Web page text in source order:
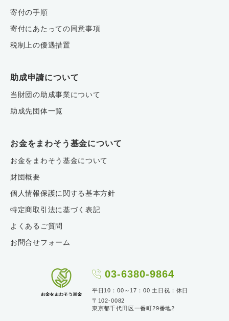
寄付の手順
寄付にあたっての同意事項
税制上の優遇措置
助成申請について
当財団の助成事業について
助成先団体一覧
お金をまわそう基金について
お金をまわそう基金について
財団概要
個人情報保護に関する基本方針
特定商取引法に基づく表記
よくあるご質問
お問合せフォーム
03-6380-9864
平日10：00～17：00 土日祝：休日
〒102-0082
東京都千代田区一番町29番地2